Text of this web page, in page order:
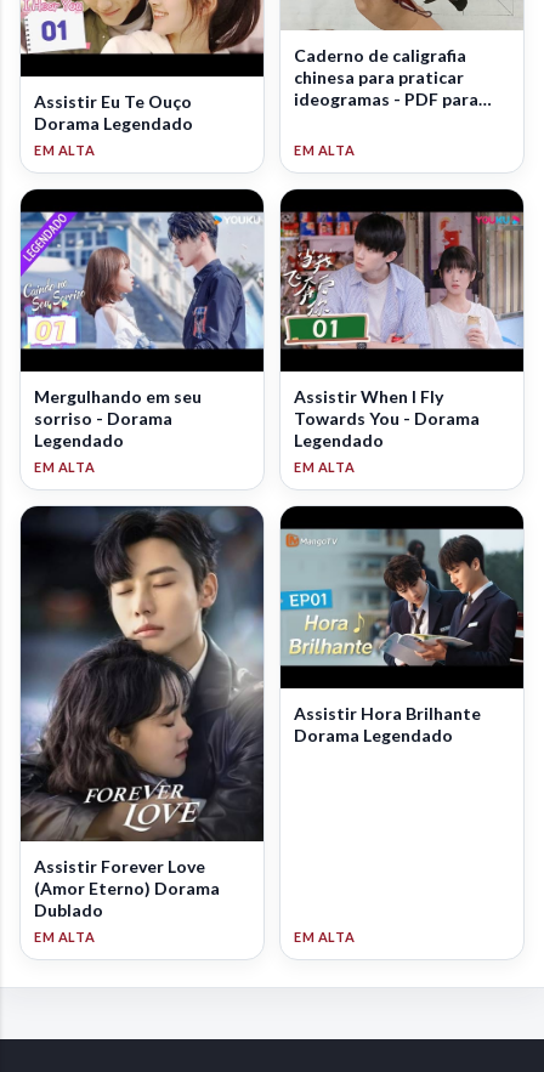
Assistir Eu Te Ouço
Dorama Legendado
Caderno de caligrafia
chinesa para praticar
ideogramas - PDF para
Mergulhando em seu
sorriso - Dorama
Legendado
Assistir When I Fly
Towards You - Dorama
Legendado
Assistir Forever Love
(Amor Eterno) Dorama
Dublado
Assistir Hora Brilhante
Dorama Legendado